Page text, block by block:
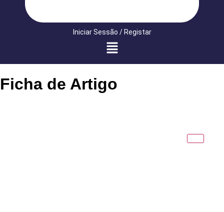
Iniciar Sessão / Registar
Ficha de Artigo